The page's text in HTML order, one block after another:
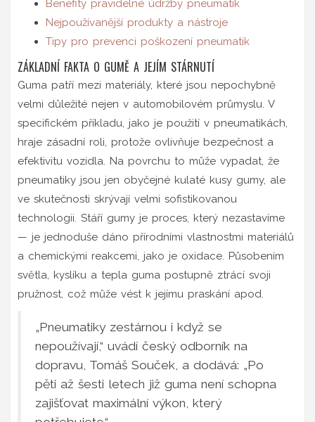
Benefity pravidelné údržby pneumatik
Nejpoužívanější produkty a nástroje
Tipy pro prevenci poškození pneumatik
ZÁKLADNÍ FAKTA O GUMĚ A JEJÍM STÁRNUTÍ
Guma patří mezi materiály, které jsou nepochybně
velmi důležité nejen v automobilovém průmyslu. V
specifickém příkladu, jako je použití v pneumatikách,
hraje zásadní roli, protože ovlivňuje bezpečnost a
efektivitu vozidla. Na povrchu to může vypadat, že
pneumatiky jsou jen obyčejné kulaté kusy gumy, ale
ve skutečnosti skrývají velmi sofistikovanou
technologii. Stáří gumy je proces, který nezastavíme
— je jednoduše dáno přírodními vlastnostmi materiálů
a chemickými reakcemi, jako je oxidace. Působením
světla, kyslíku a tepla guma postupně ztrácí svoji
pružnost, což může vést k jejímu praskání apod.
„Pneumatiky zestárnou i když se
nepoužívají,“ uvádí český odborník na
dopravu, Tomáš Souček, a dodává: „Po
pěti až šesti letech již guma není schopna
zajišťovat maximální výkon, který